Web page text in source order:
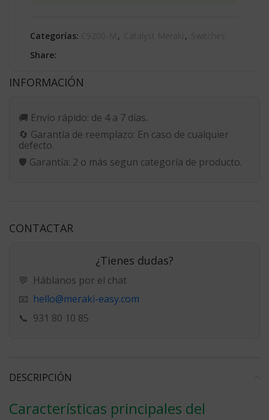
Categorías: , ,
Share:
INFORMACIÓN
🚚 Envío rápido: de 4 a 7 días.
🔄 Garantía de reemplazo: En caso de cualquier
defecto.
🛡️ Garantía: 2 o más segun categoría de producto.
CONTACTAR
¿Tienes dudas?
💬 Háblanos por el chat
📧 hello@meraki-easy.com
📞 931 80 10 85
DESCRIPCIÓN
Características principales del